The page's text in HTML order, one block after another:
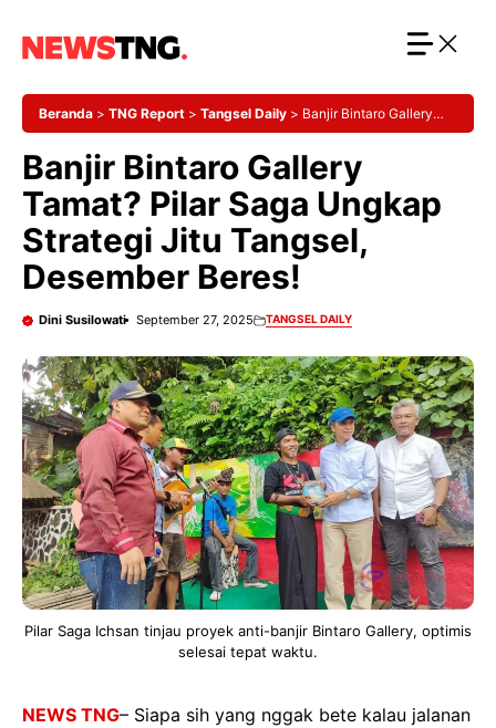
Beranda > TNG Report > Tangsel Daily > Banjir Bintaro Gallery
Banjir Bintaro Gallery
Tamat? Pilar Saga Ungkap
Strategi Jitu Tangsel,
Desember Beres!
Dini Susilowati September 27, 2025 TANGSEL DAILY
Pilar Saga Ichsan tinjau proyek anti-banjir Bintaro Gallery, optimis
selesai tepat waktu.
NEWS TNG– Siapa sih yang nggak bete kalau jalanan